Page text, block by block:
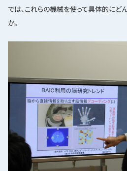
では、これらの機械を使って具体的にど
か。